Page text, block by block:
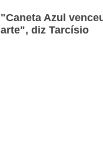
"Caneta Azul
arte", diz Tarcísio